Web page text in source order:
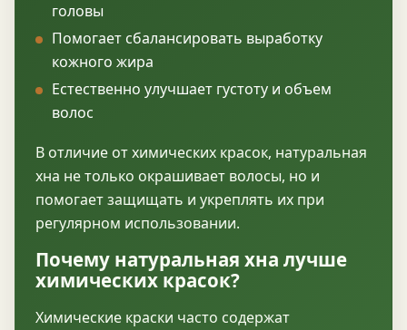
головы
Помогает сбалансировать выработку
кожного жира
Естественно улучшает густоту и объем
волос
В отличие от химических красок, натуральная
хна не только окрашивает волосы, но и
помогает защищать и укреплять их при
регулярном использовании.
Почему натуральная хна лучше
химических красок?
Химические краски часто содержат